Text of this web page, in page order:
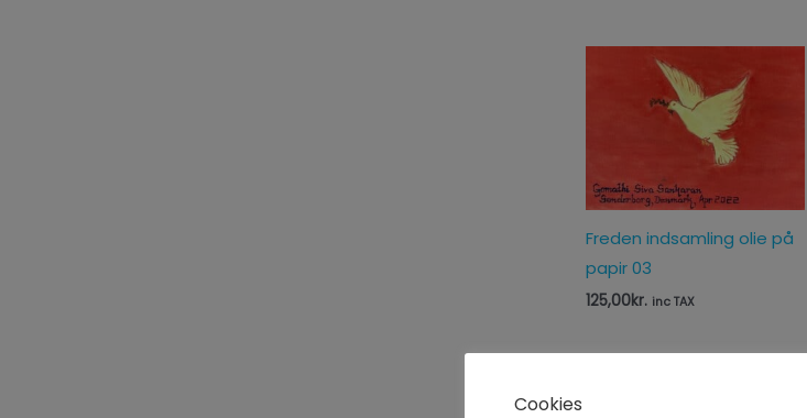
Freden indsamling olie på
papir 03
125,00kr. inc TAX
Cookies